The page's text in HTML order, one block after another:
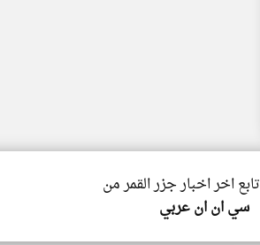
تابع اخر اخبار جزر القمر من
سي ان ان عربي